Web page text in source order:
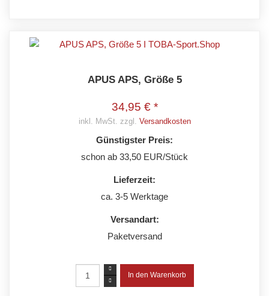
APUS APS, Größe 5
34,95 € *
inkl. MwSt. zzgl. Versandkosten
Günstigster Preis:
schon ab 33,50 EUR/Stück
Lieferzeit:
ca. 3-5 Werktage
Versandart:
Paketversand